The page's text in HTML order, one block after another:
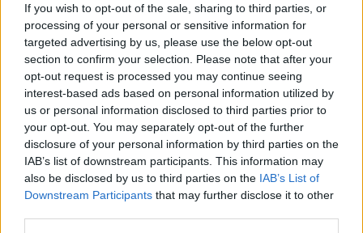
If you wish to opt-out of the sale, sharing to third parties, or
processing of your personal or sensitive information for
targeted advertising by us, please use the below opt-out
section to confirm your selection. Please note that after your
opt-out request is processed you may continue seeing
interest-based ads based on personal information utilized by
us or personal information disclosed to third parties prior to
your opt-out. You may separately opt-out of the further
disclosure of your personal information by third parties on the
IAB’s list of downstream participants. This information may
also be disclosed by us to third parties on the IAB’s List of
Downstream Participants that may further disclose it to other